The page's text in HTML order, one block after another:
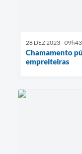
28 DEZ 2023 - 09h43
Chamamento
empreiteiras